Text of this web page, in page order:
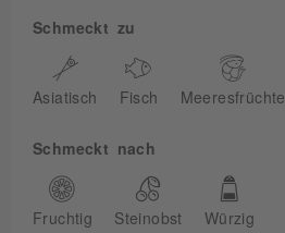
Schmeckt zu
Asiatisch Fisch Meeresfrüchte
Schmeckt nach
Fruchtig Steinobst Würzig